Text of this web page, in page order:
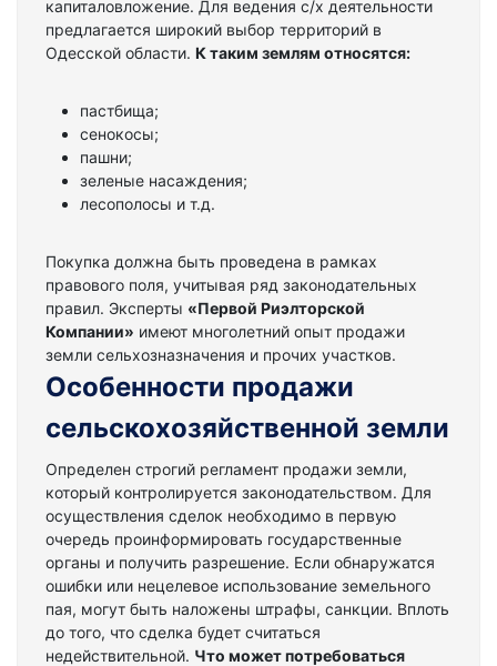
капиталовложение. Для ведения с/х деятельности
предлагается широкий выбор территорий в
Одесской области. К таким землям относятся:
пастбища;
сенокосы;
пашни;
зеленые насаждения;
лесополосы и т.д.
Покупка должна быть проведена в рамках
правового поля, учитывая ряд законодательных
правил. Эксперты «Первой Риэлторской
Компании» имеют многолетний опыт продажи
земли сельхозназначения и прочих участков.
Особенности продажи
сельскохозяйственной земли
Определен строгий регламент продажи земли,
который контролируется законодательством. Для
осуществления сделок необходимо в первую
очередь проинформировать государственные
органы и получить разрешение. Если обнаружатся
ошибки или нецелевое использование земельного
пая, могут быть наложены штрафы, санкции. Вплоть
до того, что сделка будет считаться
недействительной. Что может потребоваться